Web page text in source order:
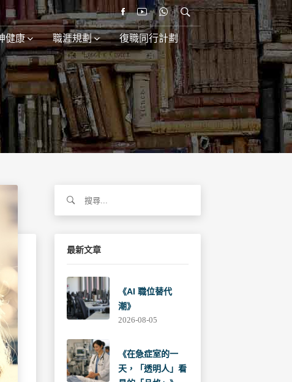
健康 職涯規劃 復職同行計劃
關
最新文章
《AI 職位替代
潮》
2026-08-05
《在急症室的一
天，「透明人」看